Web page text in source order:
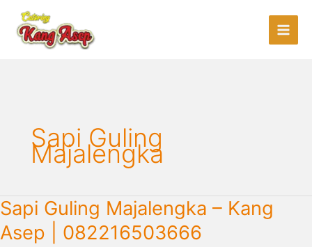
konten
Sapi Guling
Majalengka
Sapi Guling Majalengka – Kang
Asep | 082216503666
Sapi
Guling
Majalengka